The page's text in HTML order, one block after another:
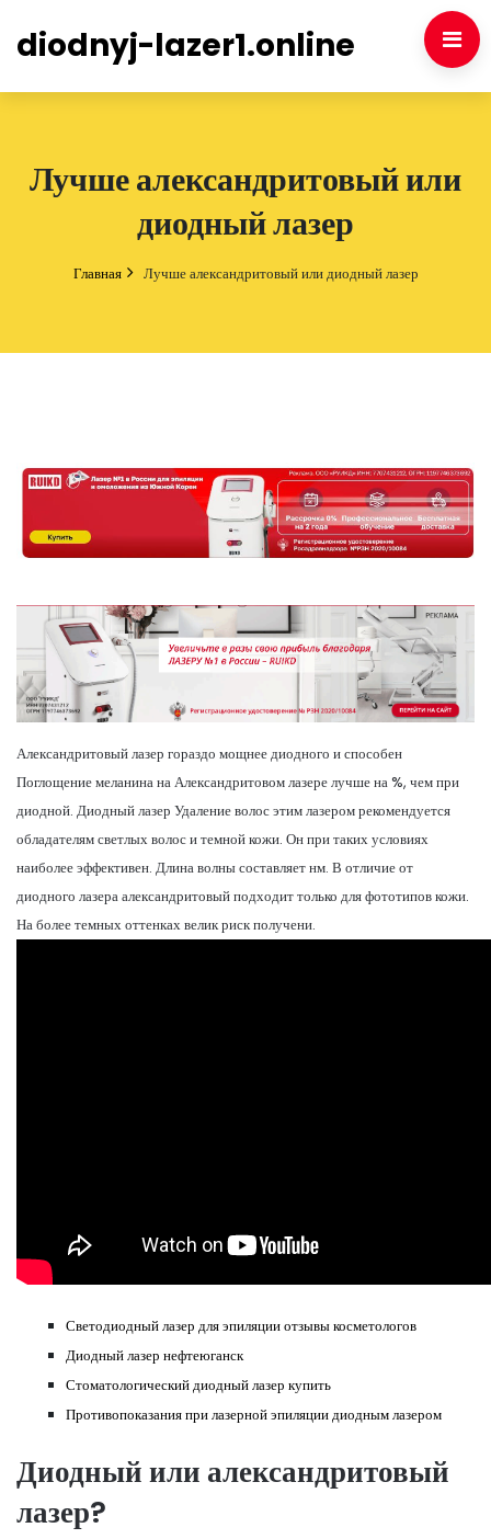
diodnyj-lazer1.online
Лучше александритовый или
диодный лазер
Главная Лучше александритовый или диодный лазер
Александритовый лазер гораздо мощнее диодного и способен
Поглощение меланина на Александритовом лазере лучше на %, чем при
диодной. Диодный лазер​​ Удаление волос этим лазером рекомендуется
обладателям светлых волос и темной кожи. Он при таких условиях
наиболее эффективен. Длина волны составляет нм. В отличие от
диодного лазера александритовый подходит только для фототипов кожи.
На более темных оттенках велик риск получени.
Светодиодный лазер для эпиляции отзывы косметологов
Диодный лазер нефтеюганск
Стоматологический диодный лазер купить
Противопоказания при лазерной эпиляции диодным лазером
Диодный или александритовый
лазер?